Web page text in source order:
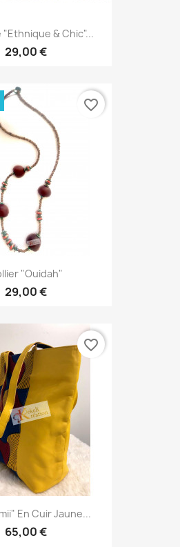
& Chic"...
29,00 €
"Ouidah"
29,00 €
favorite_border
En Cuir Jaune...
65,00 €
favorite_border